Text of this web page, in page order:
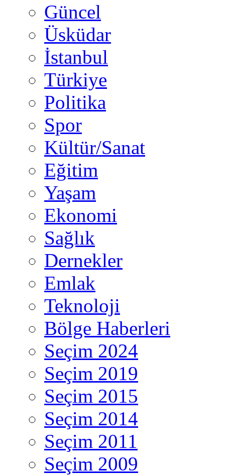
Güncel
Üsküdar
İstanbul
Türkiye
Politika
Spor
Kültür/Sanat
Eğitim
Yaşam
Ekonomi
Sağlık
Dernekler
Emlak
Teknoloji
Bölge Haberleri
Seçim 2024
Seçim 2019
Seçim 2015
Seçim 2014
Seçim 2011
Seçim 2009